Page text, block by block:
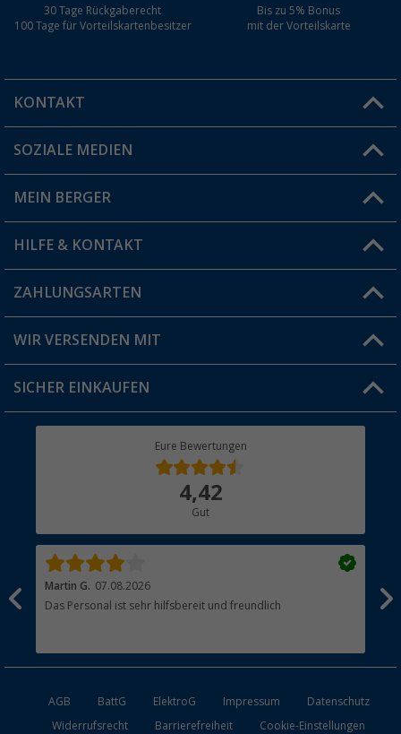
30 Tage Rückgaberecht
100 Tage für Vorteilskartenbesitzer
Bis zu 5% Bonus
mit der Vorteilskarte
KONTAKT
Du hast eine Frage?
Filiale finden
SOZIALE MEDIEN
MEIN BERGER
Vorteilskarte
Blog
Jobs & Karriere
HILFE & KONTAKT
FAQ & Kontakt
Versandinformationen
Rücksendung
ZAHLUNGSARTEN
WIR VERSENDEN MIT
SICHER EINKAUFEN
Eure Bewertungen
4,42
Gut
Martin G. 07.08.2026
Das Personal ist sehr hilfsbereit und freundlich
AGB BattG ElektroG Impressum
Datenschutz
Widerrufsrecht
Barrierefreiheit Cookie-Einstellungen